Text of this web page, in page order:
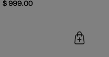
$ 999.00